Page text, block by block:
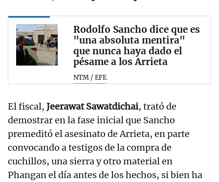
Rodolfo Sancho dice que es
"una absoluta mentira"
que nunca haya dado el
pésame a los Arrieta
NTM / EFE
El fiscal, Jeerawat Sawatdichai, trató de
demostrar en la fase inicial que Sancho
premeditó el asesinato de Arrieta, en parte
convocando a testigos de la compra de
cuchillos, una sierra y otro material en
Phangan el día antes de los hechos, si bien ha